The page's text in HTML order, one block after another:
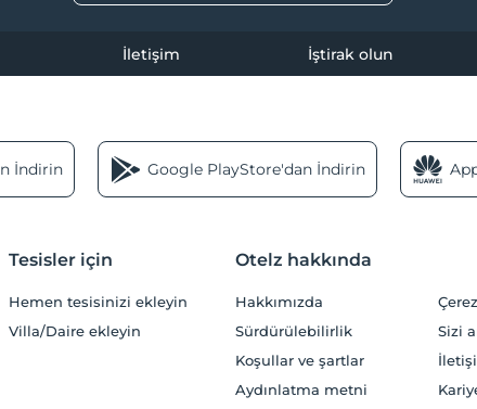
İletişim İştirak olun
İndirin Google PlayStore'dan İndirin
Tesisler için
Hemen tesisinizi ekleyin
Villa/Daire ekleyin
Otelz hakkında
Hakkımızda
Sürdürülebilirlik
Koşullar ve şartlar
Aydınlatma metni
Sizi